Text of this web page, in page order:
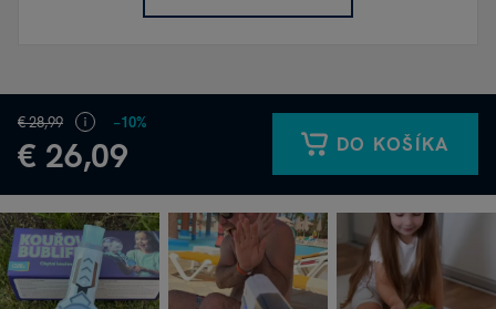
€ 28,99
€ 26,09
−10%
DO KOŠÍKA